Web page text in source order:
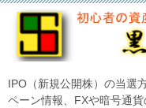
IPO（新規公開株）の当選
ペーン情報、FXや暗号通